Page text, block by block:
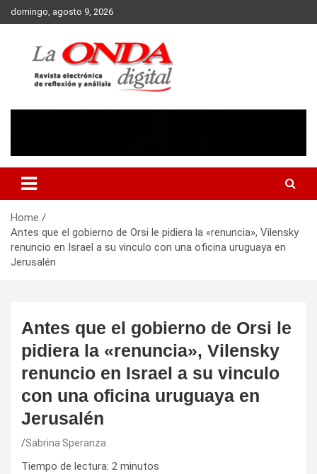
Skip
to
domingo, agosto 9, 2026
Home
Antes que el gobierno de Orsi le pidiera la «renuncia», Vilensky
renuncio en Israel a su vinculo con una oficina uruguaya en
Jerusalén
Antes que el gobierno de Orsi le
pidiera la «renuncia», Vilensky
renuncio en Israel a su vinculo
con una oficina uruguaya en
Jerusalén
Sabrina Speranza
Tiempo de lectura: 2 minutos